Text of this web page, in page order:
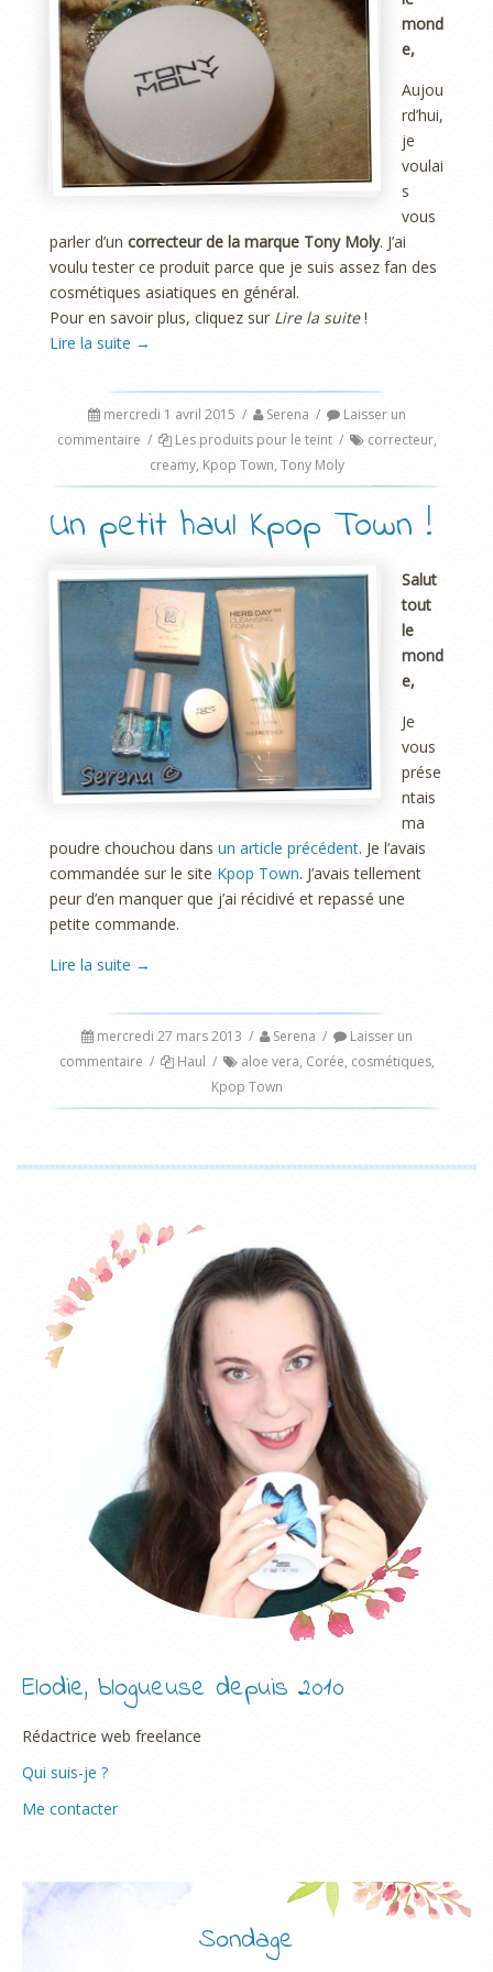
mond
e,
Aujou
rd’hui,
je
voulai
s
vous
parler d’un correcteur de la marque Tony Moly. J’ai
voulu tester ce produit parce que je suis assez fan des
cosmétiques asiatiques en général.
Pour en savoir plus, cliquez sur Lire la suite!
Lire la suite →
mercredi 1 avril 2015 / Serena /
Laisser un
commentaire / Les produits pour le teint / correcteur,
creamy, Kpop Town, Tony Moly
Un petit haul Kpop Town !
Salut
tout
le
mond
e,
Je
vous
prése
ntais
ma
poudre chouchou dans un article précédent. Je l’avais
commandée sur le site Kpop Town. J’avais tellement
peur d’en manquer que j’ai récidivé et repassé une
petite commande.
Lire la suite →
mercredi 27 mars 2013 / Serena /
Laisser un
commentaire / Haul / aloe vera, Corée, cosmétiques,
Kpop Town
Elodie, blogueuse depuis 2010
Rédactrice web freelance
Qui suis-je ?
Me contacter
Sondage